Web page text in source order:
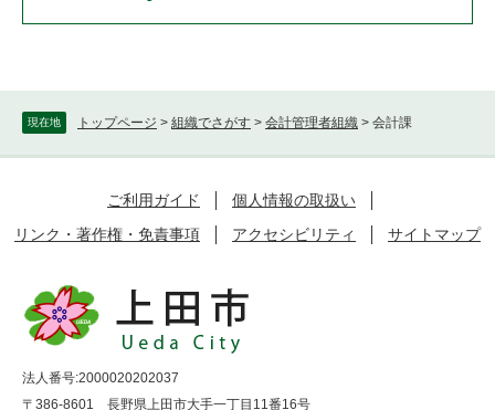
現在地 トップページ > 組織でさがす > 会計管理者組織 > 会計課
ご利用ガイド
個人情報の取扱い
リンク・著作権・免責事項
アクセシビリティ サイトマップ
法人番号:2000020202037
〒386-8601 長野県上田市大手一丁目11番16号